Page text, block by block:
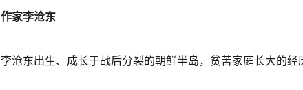
作家李沧东
李沧东出生、成长于战后分裂的朝鲜半岛，贫苦家庭长大的经